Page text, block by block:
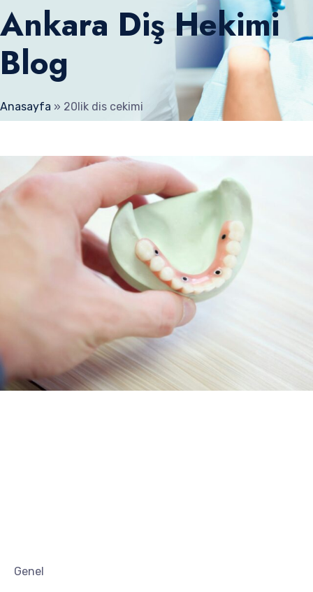
Ankara Diş Hekimi
Blog
Anasayfa » 20lik dis cekimi
Genel